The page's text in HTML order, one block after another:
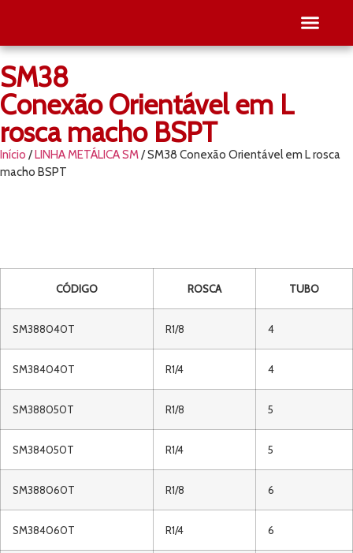
SM38
Conexão Orientável em L
rosca macho BSPT
Início /LINHA METÁLICA SM/ SM38 Conexão Orientável em L rosca
macho BSPT
CÓDIGO ROSCA TUBO
SM388040T R1/8 4
SM384040T R1/4 4
SM388050T R1/8 5
SM384050T R1/4 5
SM388060T R1/8 6
SM384060T R1/4 6